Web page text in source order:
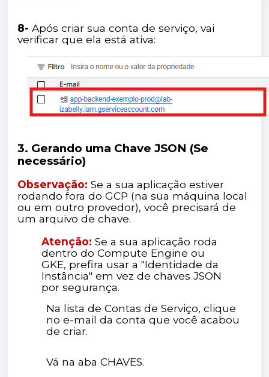
8- Após criar sua conta de serviço, vai
verificar que ela está ativa:
3. Gerando uma Chave JSON (Se
necessário)
Observação: Se a sua aplicação estiver
rodando fora do GCP (na sua máquina local
ou em outro provedor), você precisará de
um arquivo de chave.
Atenção: Se a sua aplicação roda
dentro do Compute Engine ou
GKE, prefira usar a "Identidade da
Instância" em vez de chaves JSON
por segurança.
Na lista de Contas de Serviço, clique
no e-mail da conta que você acabou
de criar.
Vá na aba CHAVES.